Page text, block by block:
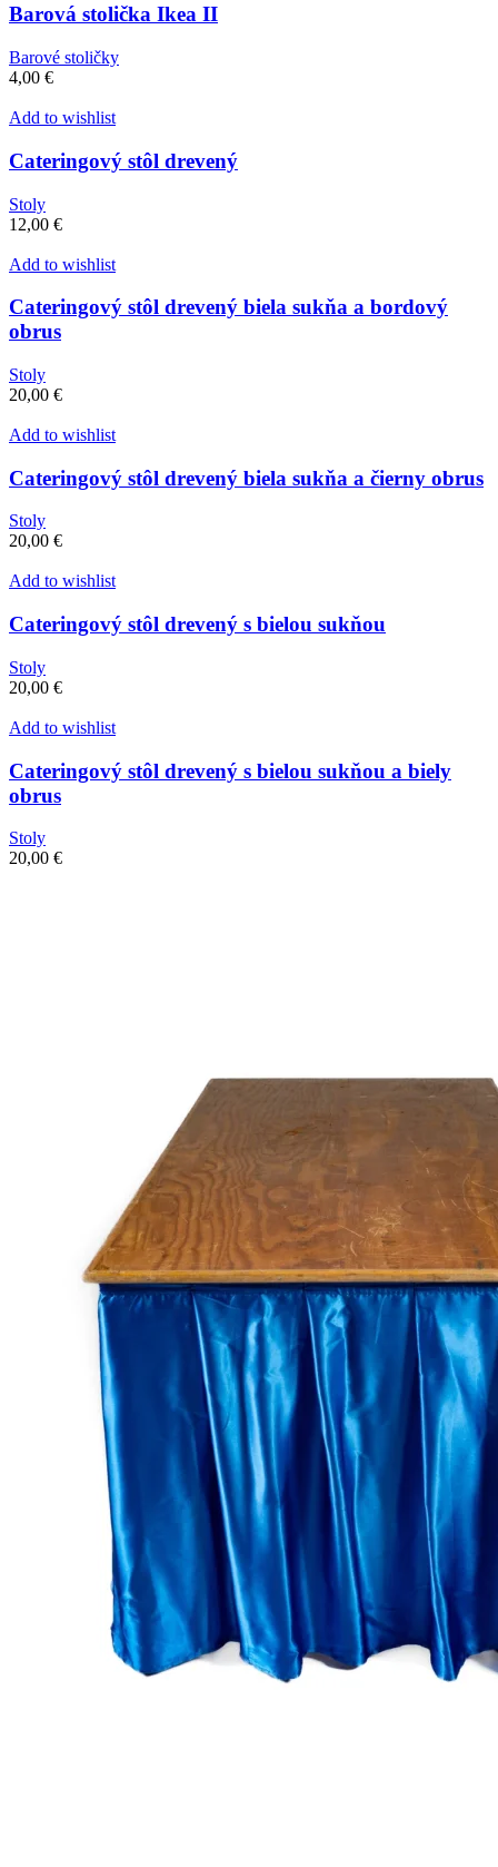
Barová stolička Ikea II
Barové stoličky
4,00 €
Add to wishlist
Cateringový stôl drevený
Stoly
12,00 €
Add to wishlist
Cateringový stôl drevený biela sukňa a bordový
obrus
Stoly
20,00 €
Add to wishlist
Cateringový stôl drevený biela sukňa a čierny obrus
Stoly
20,00 €
Add to wishlist
Cateringový stôl drevený s bielou sukňou
Stoly
20,00 €
Add to wishlist
Cateringový stôl drevený s bielou sukňou a biely
obrus
Stoly
20,00 €